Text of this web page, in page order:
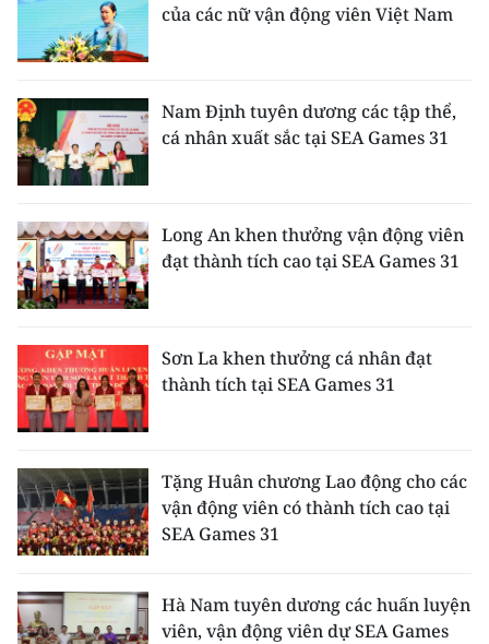
của các nữ vận động viên Việt Nam
Nam Định tuyên dương các tập thể,
cá nhân xuất sắc tại SEA Games 31
Long An khen thưởng vận động viên
đạt thành tích cao tại SEA Games 31
Sơn La khen thưởng cá nhân đạt
thành tích tại SEA Games 31
Tặng Huân chương Lao động cho các
vận động viên có thành tích cao tại
SEA Games 31
Hà Nam tuyên dương các huấn luyện
viên, vận động viên dự SEA Games